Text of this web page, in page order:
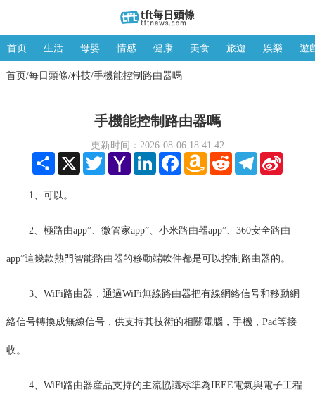
首页 生活 母嬰 情感 健康 美食 旅遊 娛樂 遊
首页/每日頭條/科技/手機能控制路由器嗎
手機能控制路由器嗎
更新时间：2026-08-06 18:41:42
Share X TwitterYahoo
Mail
LinkedInFacebookAmazon
Wish
RedditTelegramSina
1、可以。
2、極路由app”、微管家app”、小米路由器app”、360安全路由
app”這幾款熱門智能路由器的移動端軟件都是可以控制路由器的。
3、WiFi路由器，通過WiFi無線路由器把有線網絡信号和移動網
絡信号轉換成無線信号，供支持其技術的相關電腦，手機，Pad等接
收。
4、WiFi路由器産品支持的主流協議标準為IEEE電氣與電子工程